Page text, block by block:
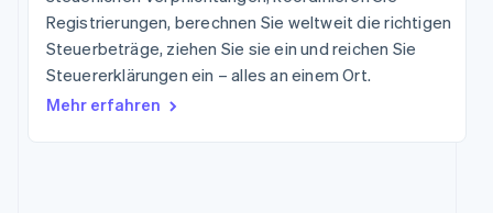
Mehr
Product roadmap
Unterhaltung
Gemeinnützige
Organisationen
Fachdienstleistungen
Öffentlicher Sektor
Ressourcen
App-Integrationen
Code-Beispiele
API-Status
Registrierungen, berechnen Sie weltweit die richtigen
Steuerbeträge, ziehen Sie sie ein und reichen Sie
Steuererklärungen ein – alles an einem Ort.
Mehr erfahren